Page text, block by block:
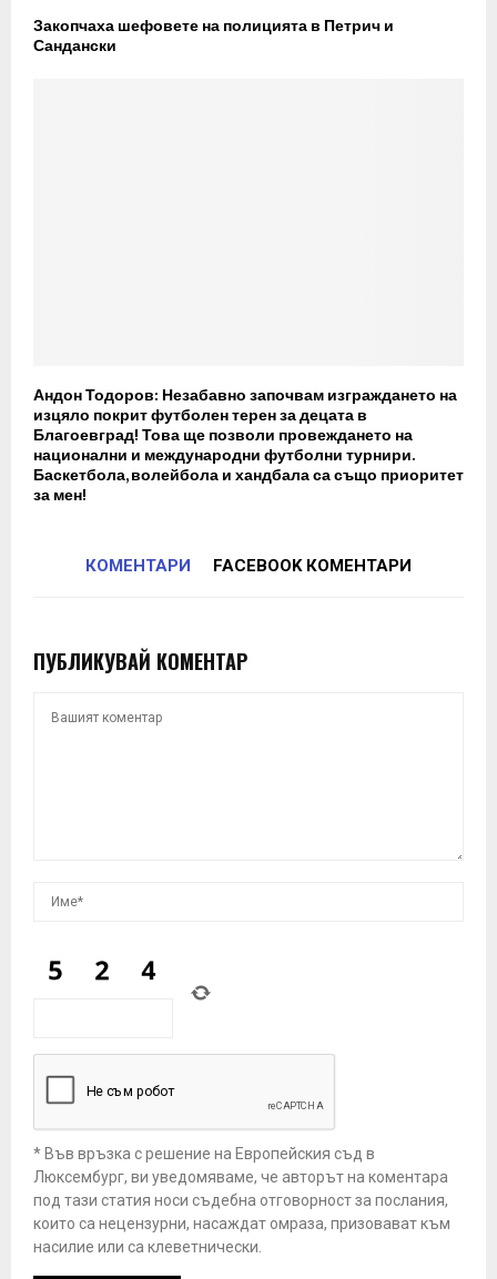
Закопчаха шефовете на полицията в Петрич и
Сандански
Андон Тодоров: Незабавно започвам изграждането на
изцяло покрит футболен терен за децата в
Благоевград! Това ще позволи провеждането на
национални и международни футболни турнири.
Баскетбола, волейбола и хандбала са също приоритет
за мен!
КОМЕНТАРИ FACEBOOK КОМЕНТАРИ
ПУБЛИКУВАЙ КОМЕНТАР
* Във връзка с решение на Европейския съд в
Люксембург, ви уведомяваме, че авторът на коментара
под тази статия носи съдебна отговорност за послания,
които са нецензурни, насаждат омраза, призовават към
насилие или са клеветнически.